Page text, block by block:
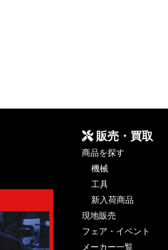
販売・買取
商品を探す
機械
工具
新入荷商品
現地販売
フェア・イベント
メーカー一覧